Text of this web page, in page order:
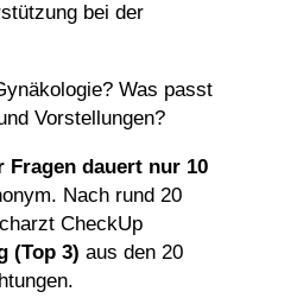
bei der
Was passt
Vorstellungen?
Fragen dauert nur 10
Nach rund 20
CheckUp
(Top 3) aus den 20